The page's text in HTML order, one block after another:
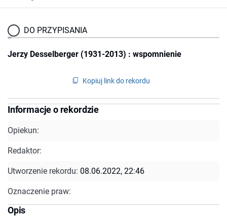
DO PRZYPISANIA
Jerzy Desselberger (1931-2013) : wspomnienie
Kopiuj link do rekordu
Informacje o rekordzie
Opiekun:
Redaktor:
Utworzenie rekordu: 08.06.2022, 22:46
Oznaczenie praw:
Opis